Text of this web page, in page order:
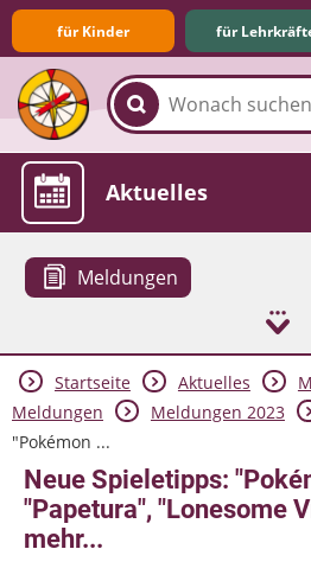
für Kinder für
Familie & Medien
Spieletipps &
Die Jüngsten im
Lexikon
Aktuelles
Meldungen
Startseite Aktuelles
Meldungen
Meldungen 2023
"Pokémon ...
Neue Spieletipps:
"Papetura", "Lonesome
mehr...